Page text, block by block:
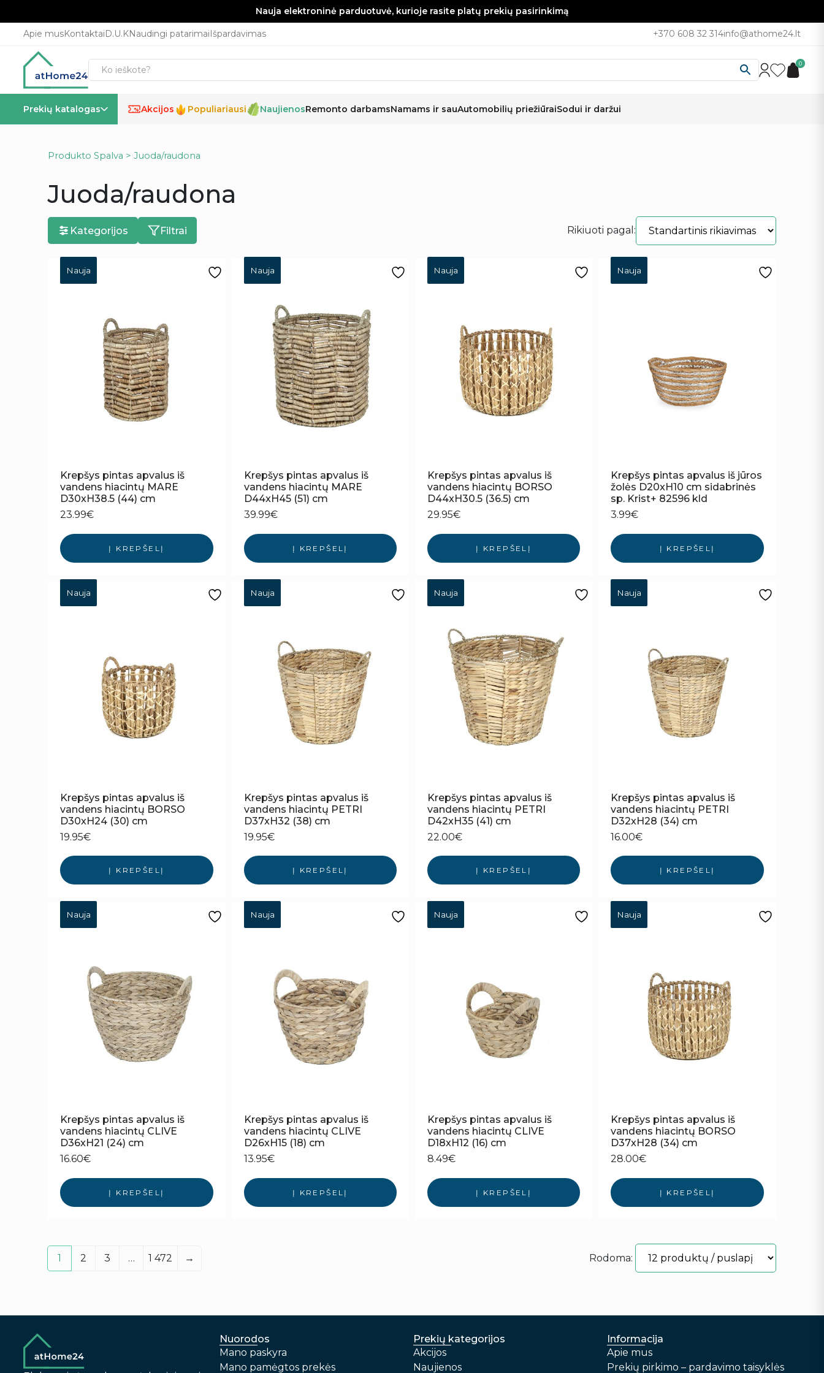
Nauja elektroninė parduotuvė, kurioje rasite platų prekių pasirinkimą
Apie musKontaktaiD.U.KNaudingi patarimaiIšpardavimas +370 608 32 314info@athome24.lt
0
Prekių katalogas % Akcijos Populiariausi NaujienosRemonto darbamsNamams ir sauAutomobilių priežiūraiSodui ir daržui
Produkto Spalva > Juoda/raudona
Juoda/raudona
Kategorijos Filtrai Rikiuoti pagal:
Nauja
Krepšys pintas apvalus iš
vandens hiacintų MARE
D30xH38.5 (44) cm
23.99€
Į KREPŠELĮ
Nauja
Krepšys pintas apvalus iš
vandens hiacintų MARE
D44xH45 (51) cm
39.99€
Į KREPŠELĮ
Nauja
Krepšys pintas apvalus iš
vandens hiacintų BORSO
D44xH30.5 (36.5) cm
29.95€
Į KREPŠELĮ
Nauja
Krepšys pintas apvalus iš jūros
žolės D20xH10 cm sidabrinės
sp. Krist+ 82596 kld
3.99€
Į KREPŠELĮ
Nauja
Krepšys pintas apvalus iš
vandens hiacintų BORSO
D30xH24 (30) cm
19.95€
Į KREPŠELĮ
Nauja
Krepšys pintas apvalus iš
vandens hiacintų PETRI
D37xH32 (38) cm
19.95€
Į KREPŠELĮ
Nauja
Krepšys pintas apvalus iš
vandens hiacintų PETRI
D42xH35 (41) cm
22.00€
Į KREPŠELĮ
Nauja
Krepšys pintas apvalus iš
vandens hiacintų PETRI
D32xH28 (34) cm
16.00€
Į KREPŠELĮ
Nauja
Krepšys pintas apvalus iš
vandens hiacintų CLIVE
D36xH21 (24) cm
16.60€
Į KREPŠELĮ
Nauja
Krepšys pintas apvalus iš
vandens hiacintų CLIVE
D26xH15 (18) cm
13.95€
Į KREPŠELĮ
Nauja
Krepšys pintas apvalus iš
vandens hiacintų CLIVE
D18xH12 (16) cm
8.49€
Į KREPŠELĮ
Nauja
Krepšys pintas apvalus iš
vandens hiacintų BORSO
D37xH28 (34) cm
28.00€
Į KREPŠELĮ
1 2 3 … 1 472 → Rodoma:
Nuorodos
Mano paskyra
Mano pamėgtos prekės
Prekių kategorijos
Akcijos
Naujienos
Informacija
Apie mus
Prekių pirkimo – pardavimo taisyklės